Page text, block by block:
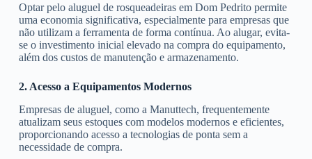
Optar pelo aluguel de rosqueadeiras em Dom Pedrito permite
uma economia significativa, especialmente para empresas que
não utilizam a ferramenta de forma contínua. Ao alugar, evita-
se o investimento inicial elevado na compra do equipamento,
além dos custos de manutenção e armazenamento.
2. Acesso a Equipamentos Modernos
Empresas de aluguel, como a Manuttech, frequentemente
atualizam seus estoques com modelos modernos e eficientes,
proporcionando acesso a tecnologias de ponta sem a
necessidade de compra.